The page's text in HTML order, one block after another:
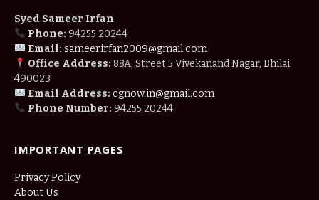
Syed Sameer Irfan
Phone: 94255 20244
Email: sameerirfan2009@gmail.com
Office Address: 88A, Street 5 Vivekanand Nagar, Bhilai
490023
Email Address: cgnow.in@gmail.com
Phone Number: 94255 20244
IMPORTANT PAGES
Privacy Policy
About Us